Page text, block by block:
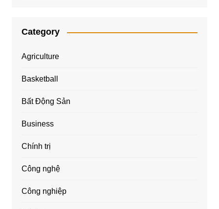
Category
Agriculture
Basketball
Bất Động Sản
Business
Chính trị
Công nghệ
Công nghiệp